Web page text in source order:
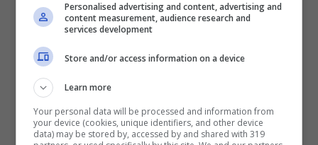
15 Gennaio 2024
Personalised advertising and content, advertising and
content measurement, audience research and
services development
Store and/or access information on a device
Learn more
Your personal data will be processed and information from
your device (cookies, unique identifiers, and other device
data) may be stored by, accessed by and shared with 319